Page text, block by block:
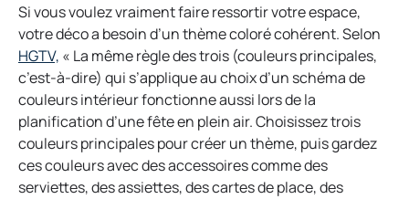
Si vous voulez vraiment faire ressortir votre espace,
votre déco a besoin d’un thème coloré cohérent. Selon
HGTV, o
p
e
n
s
i
n
« La même règle des trois (couleurs principales,
c’est-à-dire) qui s’applique au choix d’un schéma de
couleurs intérieur fonctionne aussi lors de la
planification d’une fête en plein air. Choisissez trois
couleurs principales pour créer un thème, puis gardez
ces couleurs avec des accessoires comme des
serviettes, des assiettes, des cartes de place, des